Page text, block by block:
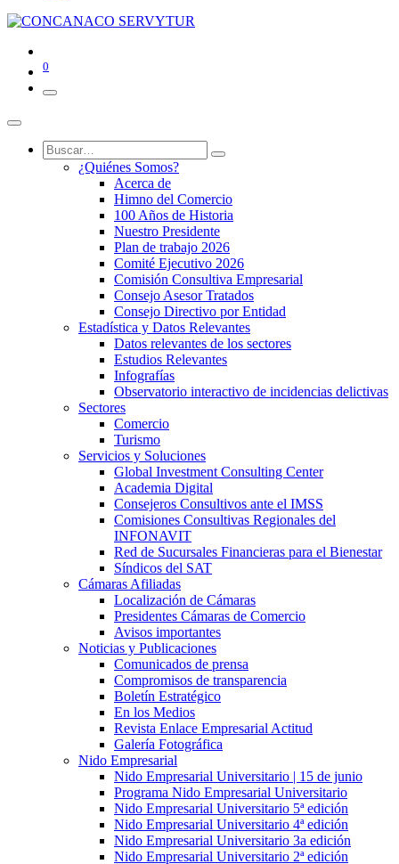
0
¿Quiénes Somos?
Acerca de
Himno del Comercio
100 Años de Historia
Nuestro Presidente
Plan de trabajo 2026
Comité Ejecutivo 2026
Comisión Consultiva Empresarial
Consejo Asesor Tratados
Consejo Directivo por Entidad
Estadística y Datos Relevantes
Datos relevantes de los sectores
Estudios Relevantes
Infografías
Observatorio interactivo de incidencias delictivas
Sectores
Comercio
Turismo
Servicios y Soluciones
Global Investment Consulting Center
Academia Digital
Consejeros Consultivos ante el IMSS
Comisiones Consultivas Regionales del
INFONAVIT
Red de Sucursales Financieras para el Bienestar
Síndicos del SAT
Cámaras Afiliadas
Localización de Cámaras
Presidentes Cámaras de Comercio
Avisos importantes
Noticias y Publicaciones
Comunicados de prensa
Compromisos de transparencia
Boletín Estratégico
En los Medios
Revista Enlace Empresarial Actitud
Galería Fotográfica
Nido Empresarial
Nido Empresarial Universitario | 15 de junio
Programa Nido Empresarial Universitario
Nido Empresarial Universitario 5ª edición
Nido Empresarial Universitario 4ª edición
Nido Empresarial Universitario 3a edición
Nido Empresarial Universitario 2ª edición